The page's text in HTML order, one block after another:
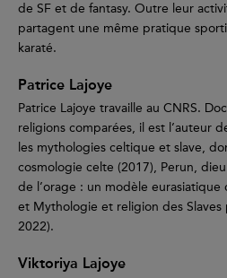
de SF et de fantasy. Outre leur
partagent une même pratique
karaté.
Patrice Lajoye
Patrice Lajoye travaille au CNRS.
religions comparées, il est l’auteur
les mythologies celtique et slave,
cosmologie celte (2017), Perun,
de l’orage : un modèle eurasiatique
et Mythologie et religion des Slaves
2022).
Viktoriya Lajoye